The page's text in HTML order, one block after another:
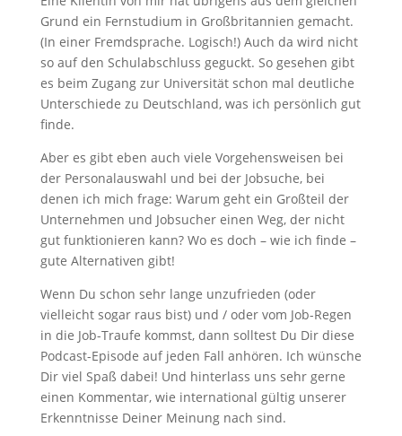
Grund ein Fernstudium in Großbritannien gemacht.
(In einer Fremdsprache. Logisch!) Auch da wird nicht
so auf den Schulabschluss geguckt. So gesehen gibt
es beim Zugang zur Universität schon mal deutliche
Unterschiede zu Deutschland, was ich persönlich gut
finde.
Aber es gibt eben auch viele Vorgehensweisen bei
der Personalauswahl und bei der Jobsuche, bei
denen ich mich frage: Warum geht ein Großteil der
Unternehmen und Jobsucher einen Weg, der nicht
gut funktionieren kann? Wo es doch – wie ich finde –
gute Alternativen gibt!
Wenn Du schon sehr lange unzufrieden (oder
vielleicht sogar raus bist) und / oder vom Job-Regen
in die Job-Traufe kommst, dann solltest Du Dir diese
Podcast-Episode auf jeden Fall anhören. Ich wünsche
Dir viel Spaß dabei! Und hinterlass uns sehr gerne
einen Kommentar, wie international gültig unserer
Erkenntnisse Deiner Meinung nach sind.